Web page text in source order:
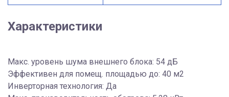
Характеристики
Макс. уровень шума внешнего блока: 54 дБ
Эффективен для помещ. площадью до: 40 м2
Инверторная технология: Да